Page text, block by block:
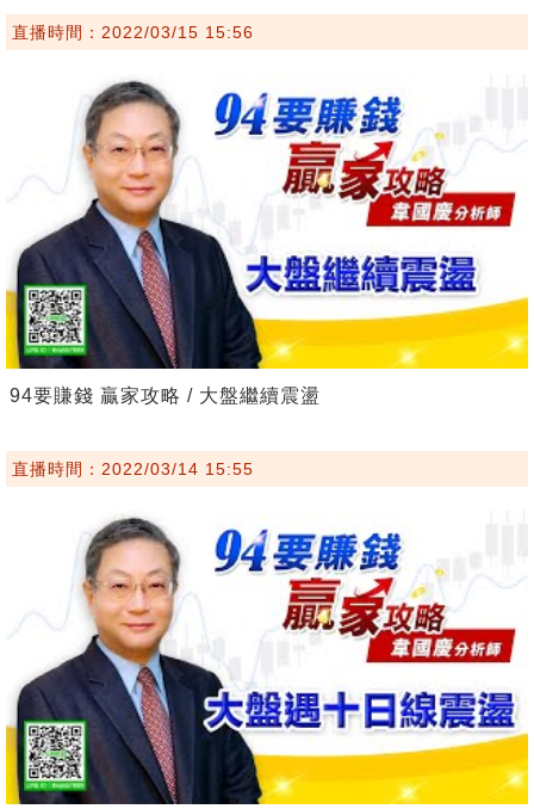
直播時間：2022/03/15 15:56
94要賺錢 贏家攻略 / 大盤繼續震盪
直播時間：2022/03/14 15:55